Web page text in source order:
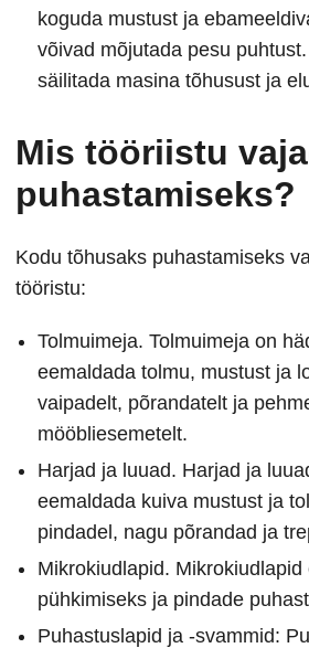
koguda mustust ja
võivad mõjutada pesu
säilitada masina tõhusust ja
Mis tööriistu
puhastamiseks?
Kodu tõhusaks puhastamiseks
tööristu:
Tolmuimeja. Tolmuimeja on
eemaldada tolmu, mustust ja
vaipadelt, põrandatelt ja
mööbliesemetelt.
Harjad ja luuad. Harjad ja
eemaldada kuiva mustust ja
pindadel, nagu põrandad ja
Mikrokiudlapid.
pühkimiseks ja pindade
Puhastuslapid ja -svammid: